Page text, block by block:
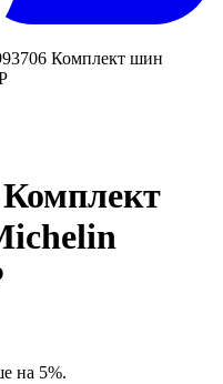
Комплект шин
на 5%.